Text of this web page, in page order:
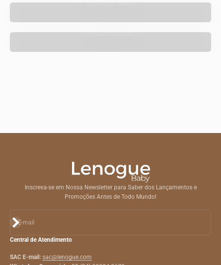
Decoração Infantil
Vestuário Infantil
Inscreva-se em Nossa Newsletter para Saber dos Lançamentos e
Promoções Antes de Todo Mundo!
E-mail
Assinar
Central de Atendimento
SAC E-mail: sac@lenogue.com